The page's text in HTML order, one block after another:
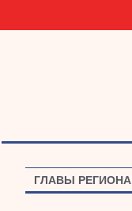
ГЛАВЫ РЕГИОНА